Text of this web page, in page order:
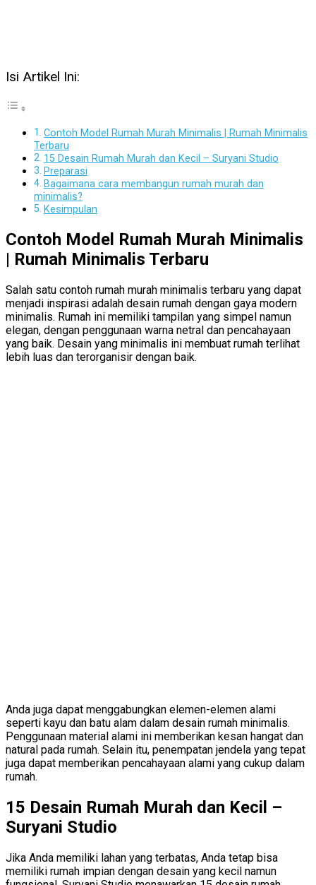
Isi Artikel Ini:
Contoh Model Rumah Murah Minimalis | Rumah Minimalis
Terbaru
15 Desain Rumah Murah dan Kecil – Suryani Studio
Preparasi
Bagaimana cara membangun rumah murah dan
minimalis?
Kesimpulan
Contoh Model Rumah Murah Minimalis
| Rumah Minimalis Terbaru
Salah satu contoh rumah murah minimalis terbaru yang dapat
menjadi inspirasi adalah desain rumah dengan gaya modern
minimalis. Rumah ini memiliki tampilan yang simpel namun
elegan, dengan penggunaan warna netral dan pencahayaan
yang baik. Desain yang minimalis ini membuat rumah terlihat
lebih luas dan terorganisir dengan baik.
Anda juga dapat menggabungkan elemen-elemen alami
seperti kayu dan batu alam dalam desain rumah minimalis.
Penggunaan material alami ini memberikan kesan hangat dan
natural pada rumah. Selain itu, penempatan jendela yang tepat
juga dapat memberikan pencahayaan alami yang cukup dalam
rumah.
15 Desain Rumah Murah dan Kecil –
Suryani Studio
Jika Anda memiliki lahan yang terbatas, Anda tetap bisa
memiliki rumah impian dengan desain yang kecil namun